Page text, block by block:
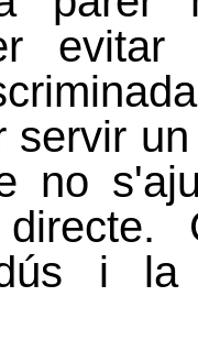
servir
no
i